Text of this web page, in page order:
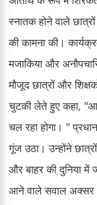
स्नातक होने वाले
की कामना की।
मजाकिया और
मौजूद छात्रों और
चुटकी लेते हुए कहा,
चल रहा होगा। "
गूंज उठा। उन्होंने
और बाहर की दुनिया
आने वाले सवाल